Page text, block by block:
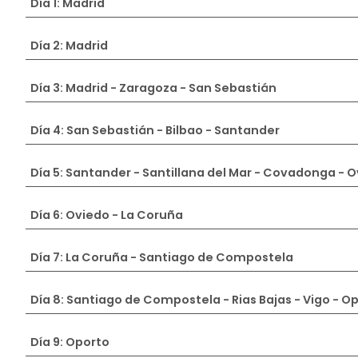
Día 2: Madrid
Día 3: Madrid - Zaragoza - San Sebastián
Día 4: San Sebastián - Bilbao - Santander
Día 5: Santander - Santillana del Mar - Covadonga -
Día 6: Oviedo - La Coruña
Día 7: La Coruña - Santiago de Compostela
Día 8: Santiago de Compostela - Rias Bajas - Vigo -
Día 9: Oporto